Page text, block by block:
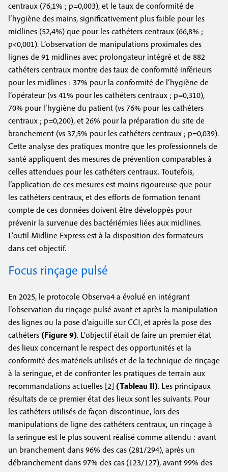
centraux (76,1% ; p=0,003), et le taux de conformité de
l’hygiène des mains, significativement plus faible pour les
midlines (52,4%) que pour les cathéters centraux (66,8% ;
p<0,001). L’observation de manipulations proximales des
lignes de 91 midlines avec prolongateur intégré et de 882
cathéters centraux montre des taux de conformité inférieurs
pour les midlines : 37% pour la conformité de l’hygiène de
l’opérateur (vs 41% pour les cathéters centraux ; p=0,310),
70% pour l’hygiène du patient (vs 76% pour les cathéters
centraux ; p=0,200), et 26% pour la préparation du site de
branchement (vs 37,5% pour les cathéters centraux ; p=0,039).
Cette analyse des pratiques montre que les professionnels de
santé appliquent des mesures de prévention comparables à
celles attendues pour les cathéters centraux. Toutefois,
l’application de ces mesures est moins rigoureuse que pour
les cathéters centraux, et des efforts de formation tenant
compte de ces données doivent être développés pour
prévenir la survenue des bactériémies liées aux midlines.
L’outil Midline Express est à la disposition des formateurs
dans cet objectif.
Focus rinçage pulsé
En 2025, le protocole Observa4 a évolué en intégrant
l’observation du rinçage pulsé avant et après la manipulation
des lignes ou la pose d’aiguille sur CCI, et après la pose des
cathéters (Figure 9). L’objectif était de faire un premier état
des lieux concernant le respect des opportunités et la
conformité des matériels utilisés et de la technique de rinçage
à la seringue, et de confronter les pratiques de terrain aux
recommandations actuelles [2] (Tableau II). Les principaux
résultats de ce premier état des lieux sont les suivants. Pour
les cathéters utilisés de façon discontinue, lors des
manipulations de ligne des cathéters centraux, un rinçage à
la seringue est le plus souvent réalisé comme attendu : avant
un branchement dans 96% des cas (281/294), après un
débranchement dans 97% des cas (123/127), avant 99% des